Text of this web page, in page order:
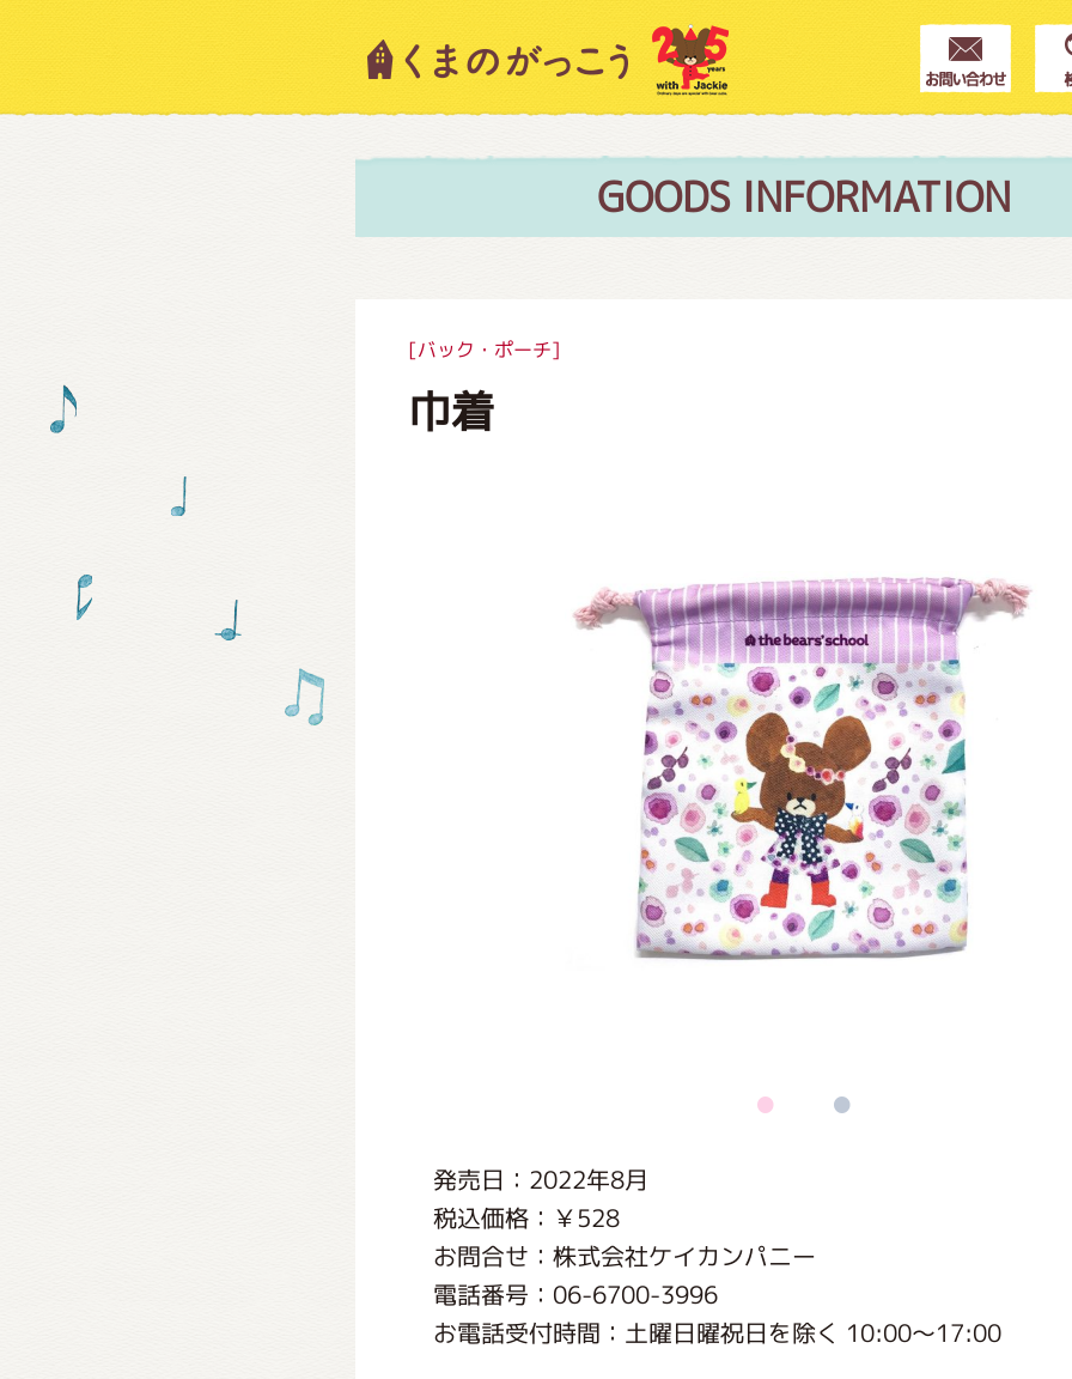
GOODS INFORMATION
[バック・ポーチ]
巾着
発売日：2022年8月
税込価格：￥528
お問合せ：株式会社ケイカンパニー
電話番号：06-6700-3996
お電話受付時間：土曜日曜祝日を除く 10:00～17:00
キャラクター紹介
絵本・作家紹介
グッズインフォメーション
ミュージカル・コンサート
おたのしみコンテンツ(クイズ・AR・診断・占
チア ジャッキーズ！
くまのがっこう 家庭科部